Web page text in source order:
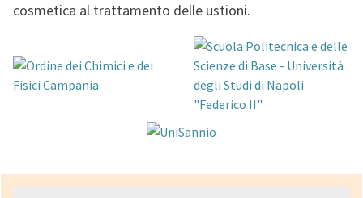
cosmetica al trattamento delle ustioni.